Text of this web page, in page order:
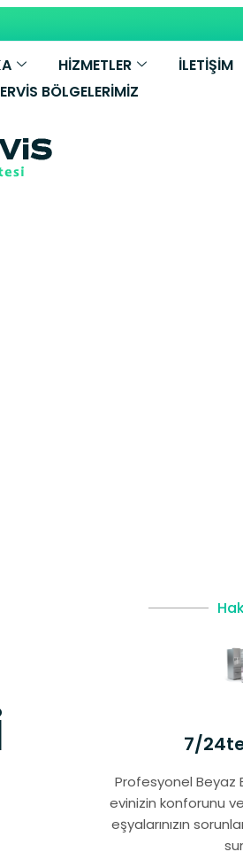
HİZMETLER
İLETIŞIM
BÖLGELERIMIZ
7/
Profesyonel Beyaz
evinizin konforunu
eşyalarınızın